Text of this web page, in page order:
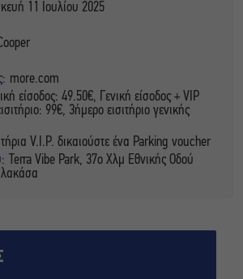
11 Ιουλίου 2025
more.com
είσοδος: 49.50€, Γενική είσοδος + VIP
99€, 3ήμερο εισιτήριο γενικής
V.I.P. δικαιούστε ένα Parking voucher
Terra Vibe Park, 37ο Χλμ Εθνικής Οδού